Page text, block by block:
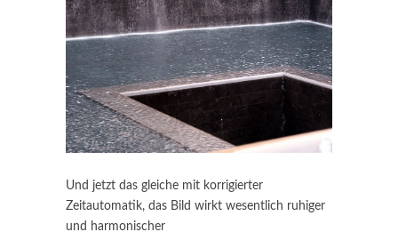
Und jetzt das gleiche mit korrigierter
Zeitautomatik, das Bild wirkt wesentlich ruhiger
und harmonischer